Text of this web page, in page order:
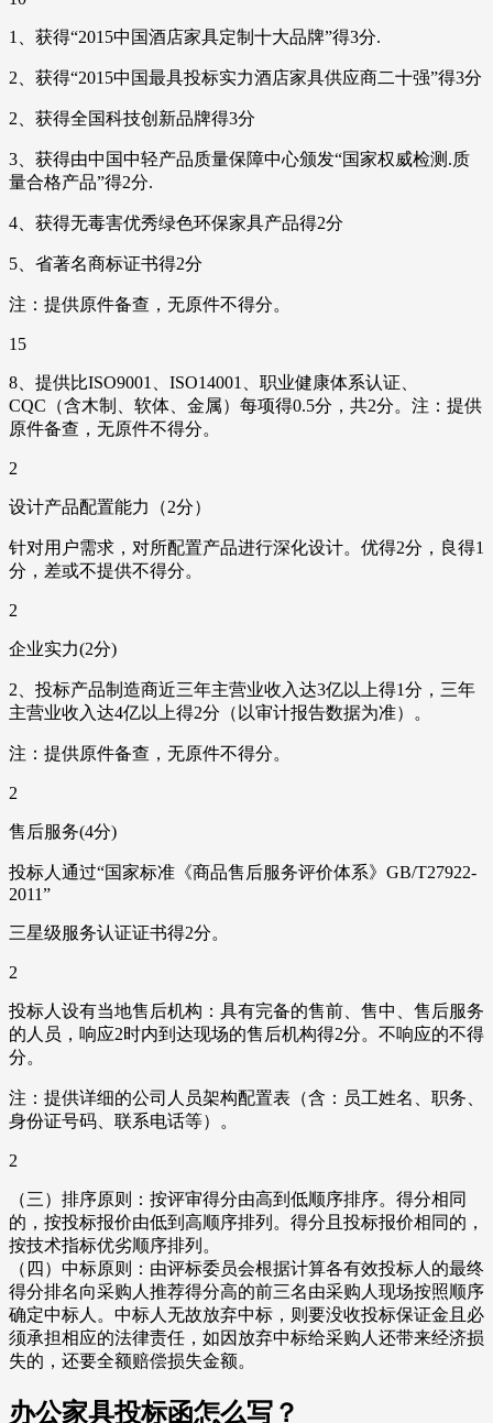
1、获得“2015中国酒店家具定制十大品牌”得3分.
2、获得“2015中国最具投标实力酒店家具供应商二十强”得3分
2、获得全国科技创新品牌得3分
3、获得由中国中轻产品质量保障中心颁发“国家权威检测.质
量合格产品”得2分.
4、获得无毒害优秀绿色环保家具产品得2分
5、省著名商标证书得2分
注：提供原件备查，无原件不得分。
15
8、提供比ISO9001、ISO14001、职业健康体系认证、
CQC（含木制、软体、金属）每项得0.5分，共2分。注：提供
原件备查，无原件不得分。
2
设计产品配置能力（2分）
针对用户需求，对所配置产品进行深化设计。优得2分，良得1
分，差或不提供不得分。
2
企业实力(2分)
2、投标产品制造商近三年主营业收入达3亿以上得1分，三年
主营业收入达4亿以上得2分（以审计报告数据为准）。
注：提供原件备查，无原件不得分。
2
售后服务(4分)
投标人通过“国家标准《商品售后服务评价体系》GB/T27922-
2011”
三星级服务认证证书得2分。
2
投标人设有当地售后机构：具有完备的售前、售中、售后服务
的人员，响应2时内到达现场的售后机构得2分。不响应的不得
分。
注：提供详细的公司人员架构配置表（含：员工姓名、职务、
身份证号码、联系电话等）。
2
（三）排序原则：按评审得分由高到低顺序排序。得分相同
的，按投标报价由低到高顺序排列。得分且投标报价相同的，
按技术指标优劣顺序排列。
（四）中标原则：由评标委员会根据计算各有效投标人的最终
得分排名向采购人推荐得分高的前三名由采购人现场按照顺序
确定中标人。中标人无故放弃中标，则要没收投标保证金且必
须承担相应的法律责任，如因放弃中标给采购人还带来经济损
失的，还要全额赔偿损失金额。
办公家具投标函怎么写？